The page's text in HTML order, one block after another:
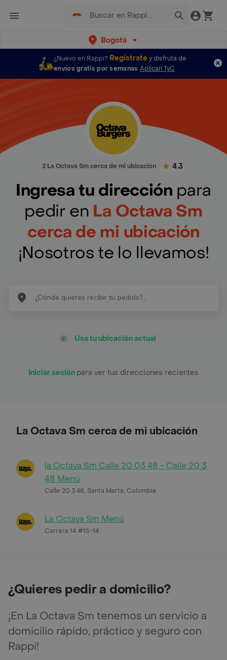
Bogotá
¿Nuevo en Rappi? Regístratey disfruta de
envíos gratis por semanas Aplican TyC
2 La Octava Sm cerca de mi ubicación 4.3
Ingresa tu dirección para
pedir en La Octava Sm
cerca de mi ubicación
¡Nosotros te lo llevamos!
Usa tu ubicación actual
Iniciar sesión para ver tus direcciones recientes
La Octava Sm cerca de mi ubicación
la Octava Sm Calle 20 03 48 - Calle 20 3
48 Menú
Calle 20 3 48, Santa Marta, Colombia
La Octava Sm Menú
Carrera 14 #15-14
¿Quieres pedir a domicilio?
¡En La Octava Sm tenemos un servicio a
domicilio rápido, práctico y seguro con
Rappi!